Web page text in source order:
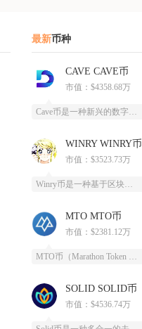
最新币种
CAVE CAVE币
市值：$4358.68万
WINRY WINRY币
市值：$3523.73万
MTO MTO币
市值：$2381.12万
SOLID SOLID币
市值：$4536.74万